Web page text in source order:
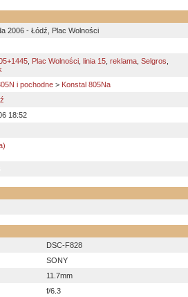
2006 - Łódź, Plac Wolności
Plac Wolności linia 15 reklama Selgros
i pochodne > Konstal 805Na
18:52
DSC-F828
SONY
11.7mm
f/6.3